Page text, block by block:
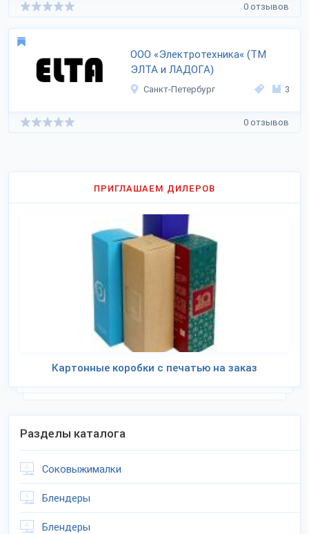
0 отзывов
ООО «Электротехника« (ТМ
ЭЛТА и ЛАДОГА)
Санкт-Петербург 3
0 отзывов
ПРИГЛАШАЕМ ДИЛЕРОВ
Картонные коробки с печатью на заказ
Разделы каталога
Соковыжималки
Блендеры
Блендеры